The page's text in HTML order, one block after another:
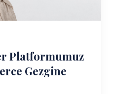
Platformumuz
Gezgine